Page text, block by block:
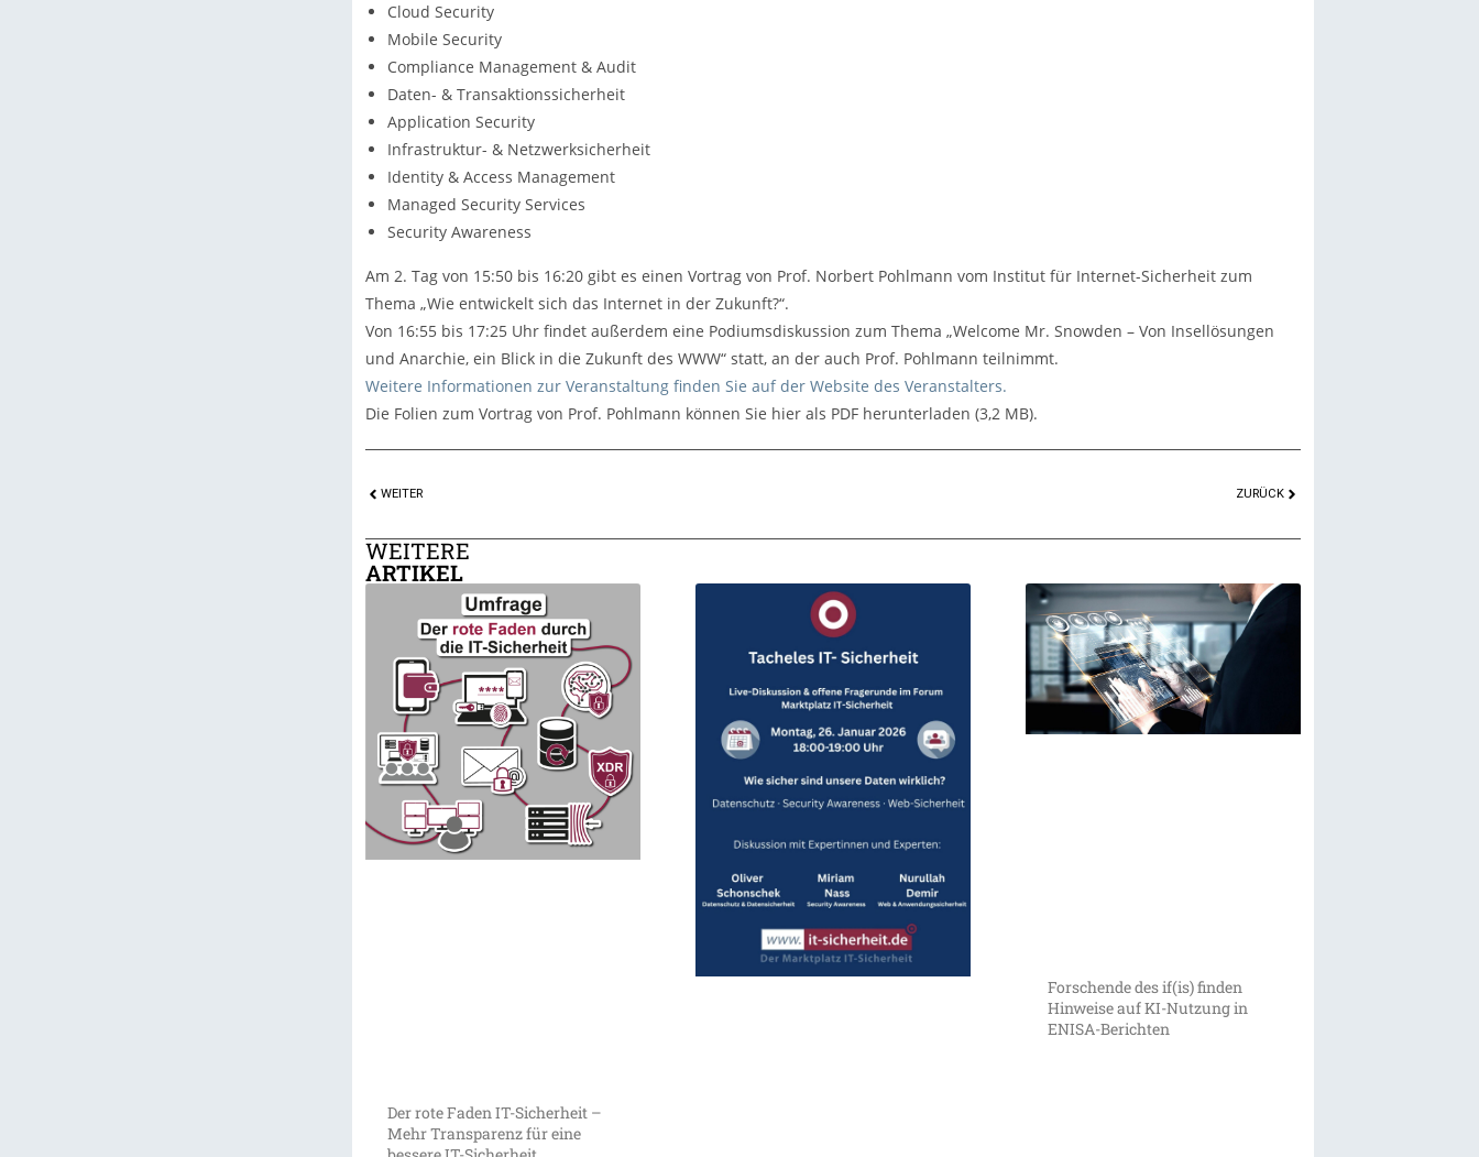
Cloud Security
Mobile Security
Compliance Management & Audit
Daten- & Transaktionssicherheit
Application Security
Infrastruktur- & Netzwerksicherheit
Identity & Access Management
Managed Security Services
Security Awareness
Am 2. Tag von 15:50 bis 16:20 gibt es einen Vortrag von Prof. Norbert Pohlmann vom Institut für Internet-Sicherheit zum
Thema „Wie entwickelt sich das Internet in der Zukunft?“.
Von 16:55 bis 17:25 Uhr findet außerdem eine Podiumsdiskussion zum Thema „Welcome Mr. Snowden – Von Insellösungen
und Anarchie, ein Blick in die Zukunft des WWW“ statt, an der auch Prof. Pohlmann teilnimmt.
Weitere Informationen zur Veranstaltung finden Sie auf der Website des Veranstalters.
Die Folien zum Vortrag von Prof. Pohlmann können Sie hier als PDF herunterladen (3,2 MB).
WEITER ZURÜCK
WEITERE
ARTIKEL
Der rote Faden IT-Sicherheit –
Mehr Transparenz für eine
Forschende des if(is) finden
Hinweise auf KI-Nutzung in
ENISA-Berichten